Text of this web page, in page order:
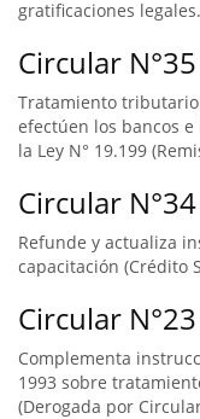
gratificaciones legales.
Circular
Tratamiento
efectúen los bancos
la Ley N° 19.199
Circular
Refunde y actualiza
capacitación (Crédito
Circular
Complementa
1993 sobre
(Derogada por